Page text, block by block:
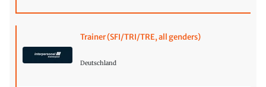
Trainer (SFI/TRI/TRE, all genders)
Deutschland